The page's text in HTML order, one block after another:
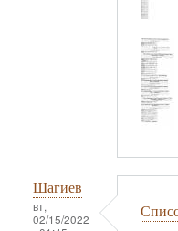
Шагиев
вт,
02/15/2022